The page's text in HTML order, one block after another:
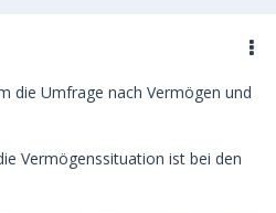
zum einen weil 4k für mich
Vorstellungen haben, tun es
ist der Sex meist mies. Sprich,
aber die "Leistung" steigt
die Umfrage nach Vermögen und
Vermögenssituation ist bei den